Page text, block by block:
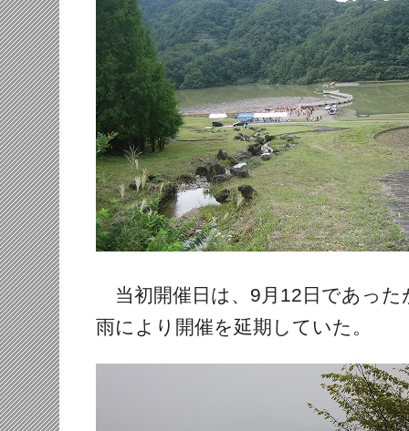
当初開催日は、9月12日であった
雨により開催を延期していた。